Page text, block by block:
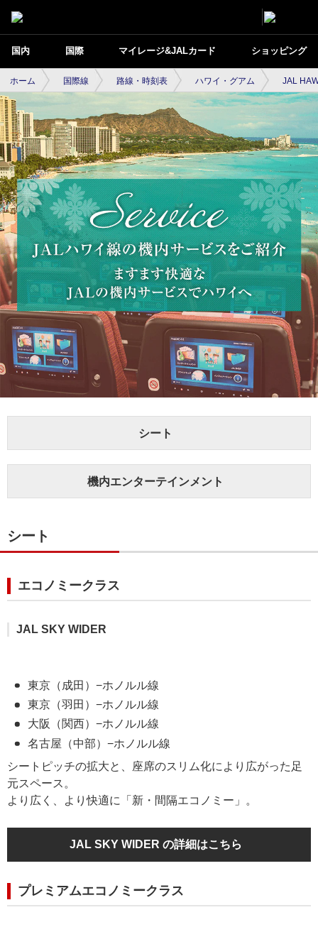
国内 国際 マイレージ&JALカード ショッピング
ホーム 国際線 路線・時刻表 ハワイ・グアム JAL
シート
機内エンターテインメント
シート
エコノミークラス
JAL SKY WIDER
東京（成田）−ホノルル線
東京（羽田）−ホノルル線
大阪（関西）−ホノルル線
名古屋（中部）−ホノルル線
シートピッチの拡大と、座席のスリム化により広がった足
元スペース。
より広く、より快適に「新・間隔エコノミー」。
JAL SKY WIDER の詳細はこちら
プレミアムエコノミークラス